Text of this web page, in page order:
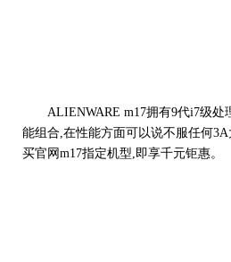
ALIENWARE m17拥有9代i7级处
能组合,在性能方面可以说不服任何
买官网m17指定机型,即享千元钜惠。